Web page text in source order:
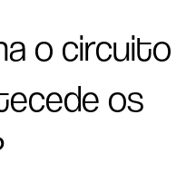
o circuito
os